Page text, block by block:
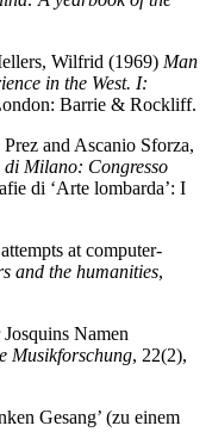
Wilfrid (1969) Man
in the West. I:
Barrie & Rockliff.
and Ascanio Sforza,
Milano: Congresso
di ‘Arte lombarda’: I
at computer-
and the humanities,
Namen
Musikforschung, 22(2),
Gesang’ (zu einem